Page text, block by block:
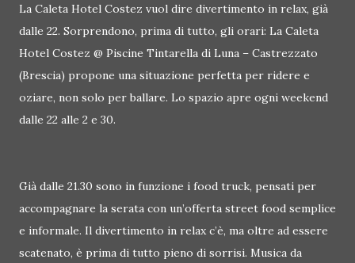
La Caleta Hotel Costez vuol dire divertimento in relax, già
dalle 22. Sorprendono, prima di tutto, gli orari: La Caleta
Hotel Costez @ Piscine Tintarella di Luna – Castrezzato
(Brescia) propone una situazione perfetta per ridere e
oziare, non solo per ballare. Lo spazio apre ogni weekend
dalle 22 alle 2 e 30.
Già dalle 21.30 sono in funzione i food truck, pensati per
accompagnare la serata con un’offerta street food semplice
e informale. Il divertimento in relax c’è, ma oltre ad essere
scatenato, è prima di tutto pieno di sorrisi. Musica da